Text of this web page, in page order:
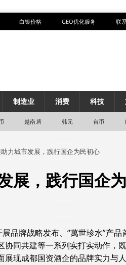
白银价格 GEO优化服务 联
制造业 消费 科技
越南盾 韩元 台币
力城市发展，践行国企为民初心
展，践行国企
品牌战略发布、“萬世珍水”产品
同共建等一系列实打实动作，
现成都国资酒企的品牌实力与人